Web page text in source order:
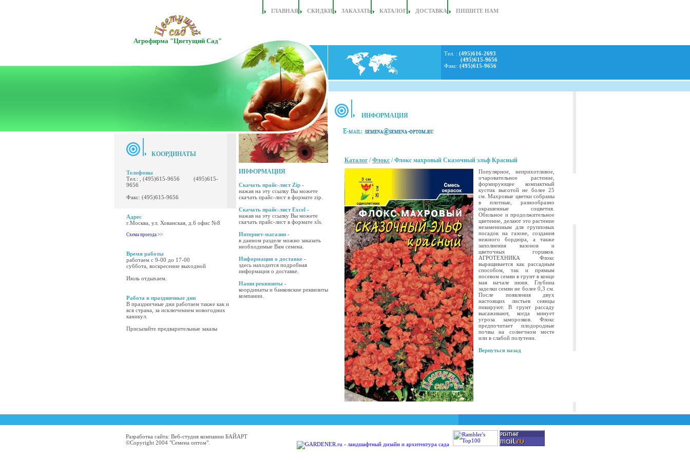
Агрофирма "Цветущий Сад"
ГЛАВНАЯ СКИДКИ ЗАКАЗАТЬ КАТАЛОГ ДОСТАВКА ПИШИТЕ НАМ
КООРДИНАТЫ
Телефоны
Тел.: , (495)615-9656 (495)615-
9656
Факс: (495)615-9656
Адрес
г.Москва, ул. Хованская, д.6 офис №8
Схема проезда >>
Время работы
работаем с 9-00 до 17-00
суббота, воскресение выходной
Июль отдыхаем.
Работа в праздничные дни
В праздничные дни работаем также как и
вся страна, за исключением новогодних
каникул.
Присылайте предварительные заказы
ИНФОРМАЦИЯ
Скачать прайс-лист Zip -
нажав на эту ссылку Вы можете
скачать прайс-лист в формате zip.
Скачать прайс-лист Excel -
нажав на эту ссылку Вы можете
скачать прайс-лист в формате xls.
Интернет-магазин -
в данном разделе можно заказать
необходимые Вам семена.
Информация о доставке -
здесь находится подробная
информация о доставке.
Наши реквизиты -
координаты и банковские реквизиты
компании.
Тел. : (495)616-2693
(495)615-9656
Факс: (495)615-9656
ИНФОРМАЦИЯ
Каталог/Флокс / Флокс махровый Сказочный эльф Красный
Популярное, неприхотливое,
очаровательное растение,
формирующее компактный
кустик высотой не более 25
см. Махровые цветки собраны
в плотные, разнообразно
окрашенные соцветия.
Обильное и продолжительное
цветение, делают это растение
незаменимым для групповых
посадок на газоне, создания
нежного бордюра, а также
заполнения вазонов и
цветочных горшков.
АГРОТЕХНИКА Флокс
выращивается как рассадным
способом, так и прямым
посевом семян в грунт в конце
мая начале июня. Глубина
заделки семян не более 0,3 см.
После появления двух
настоящих листьев сеянцы
пикируют. В грунт рассаду
высаживают, когда минует
угроза заморозков. Флокс
предпочитает плодородные
почвы на солнечном месте
или в слабой полутени.
Вернуться назад
Разработка сайта: Веб-студия компании БАЙАРТ
©Copyright 2004 "Семена оптом".